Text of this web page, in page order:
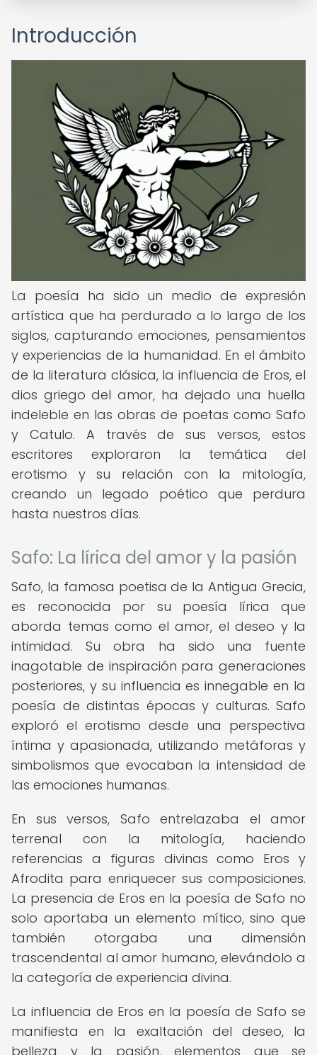
Introducción
La poesía ha sido un medio de expresión
artística que ha perdurado a lo largo de los
siglos, capturando emociones, pensamientos
y experiencias de la humanidad. En el ámbito
de la literatura clásica, la influencia de Eros, el
dios griego del amor, ha dejado una huella
indeleble en las obras de poetas como Safo
y Catulo. A través de sus versos, estos
escritores exploraron la temática del
erotismo y su relación con la mitología,
creando un legado poético que perdura
hasta nuestros días.
Safo: La lírica del amor y la pasión
Safo, la famosa poetisa de la Antigua Grecia,
es reconocida por su poesía lírica que
aborda temas como el amor, el deseo y la
intimidad. Su obra ha sido una fuente
inagotable de inspiración para generaciones
posteriores, y su influencia es innegable en la
poesía de distintas épocas y culturas. Safo
exploró el erotismo desde una perspectiva
íntima y apasionada, utilizando metáforas y
simbolismos que evocaban la intensidad de
las emociones humanas.
En sus versos, Safo entrelazaba el amor
terrenal con la mitología, haciendo
referencias a figuras divinas como Eros y
Afrodita para enriquecer sus composiciones.
La presencia de Eros en la poesía de Safo no
solo aportaba un elemento mítico, sino que
también otorgaba una dimensión
trascendental al amor humano, elevándolo a
la categoría de experiencia divina.
La influencia de Eros en la poesía de Safo se
manifiesta en la exaltación del deseo, la
belleza y la pasión, elementos que se